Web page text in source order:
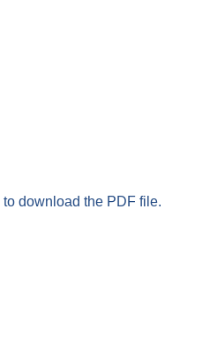
download the PDF file.